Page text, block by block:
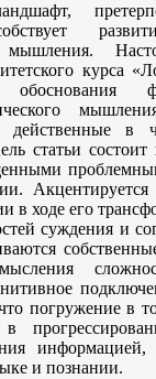
курса
в
статьи состоит
в ходе его
суждения и
погружение в
и познании.